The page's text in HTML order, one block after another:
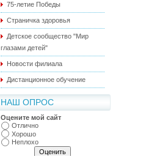
75-летие Победы
Страничка здоровья
Детское сообщество "Мир
глазами детей"
Новости филиала
Дистанционное обучение
НАШ ОПРОС
Оцените мой сайт
Отлично
Хорошо
Неплохо